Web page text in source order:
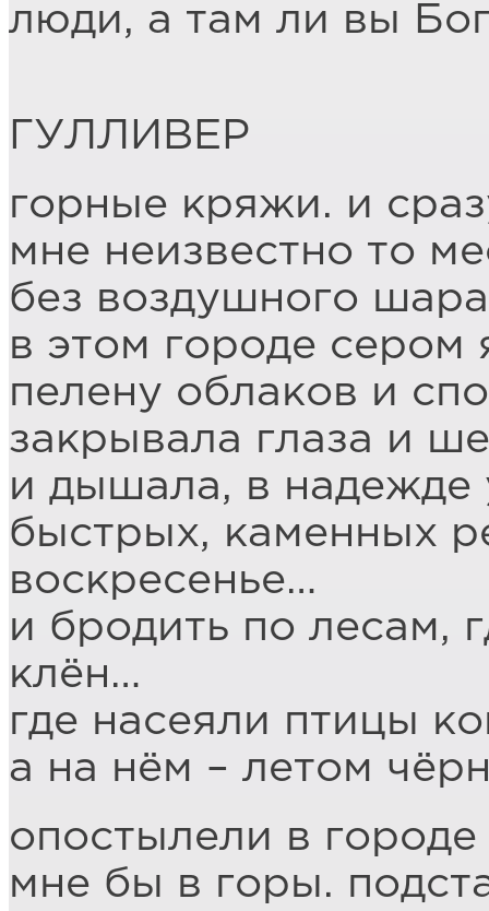
люди, а там ли вы
ГУЛЛИВЕР
горные кряжи. и
мне неизвестно то
без воздушного
в этом городе сером
пелену облаков и
закрывала глаза и
и дышала, в надежде
быстрых, каменных
воскресенье…
и бродить по лесам,
клён…
где насеяли птицы
а на нём – летом
опостылели в
мне бы в горы.